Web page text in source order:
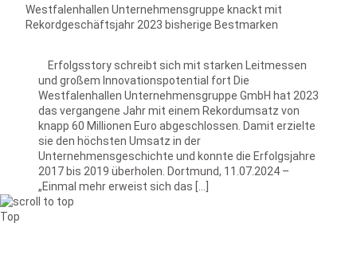
Westfalenhallen Unternehmensgruppe knackt mit
Rekordgeschäftsjahr 2023 bisherige Bestmarken
Erfolgsstory schreibt sich mit starken Leitmessen
und großem Innovationspotential fort Die
Westfalenhallen Unternehmensgruppe GmbH hat 2023
das vergangene Jahr mit einem Rekordumsatz von
knapp 60 Millionen Euro abgeschlossen. Damit erzielte
sie den höchsten Umsatz in der
Unternehmensgeschichte und konnte die Erfolgsjahre
2017 bis 2019 überholen. Dortmund, 11.07.2024 –
„Einmal mehr erweist sich das […]
Top